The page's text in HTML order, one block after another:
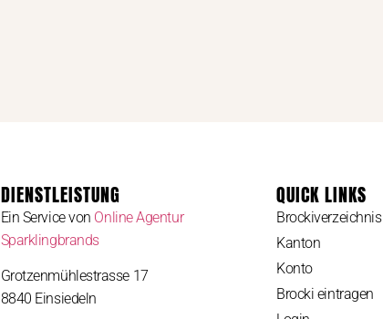
DIENSTLEISTUNG
Ein Service von Online Agentur
Sparklingbrands
Grotzenmühlestrasse 17
8840 Einsiedeln
QUICK LINKS
Brockiverzeichnis
Kanton
Konto
Brocki eintragen